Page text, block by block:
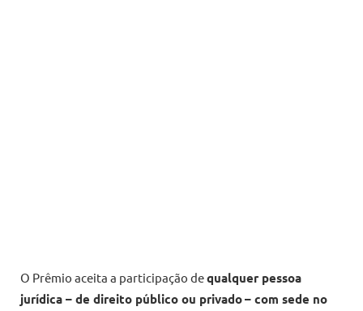
O Prêmio aceita a participação dequalquer pessoa
jurídica – de direito público ou privado– com sede no